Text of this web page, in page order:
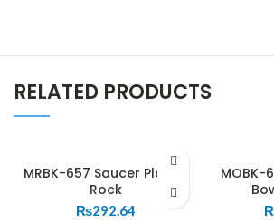
RELATED PRODUCTS
MRBK-657 Saucer Plate –
Rock
₨292.64
MOBK-